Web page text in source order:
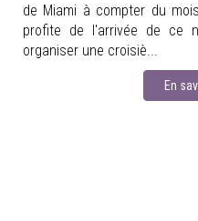
de Miami à compter du
profite de l'arrivée de ce
organiser une croisiè...
En